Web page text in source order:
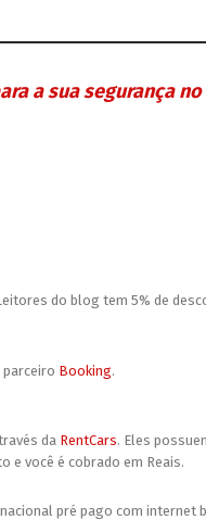
a sua segurança
do blog tem 5% de
Booking.
da RentCars. Eles
e você é cobrado em Reais.
pré pago com internet